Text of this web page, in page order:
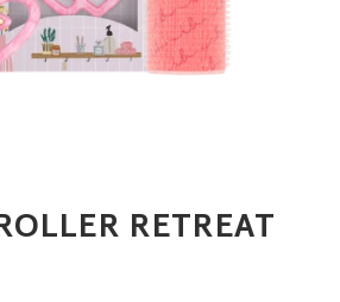
RETREAT